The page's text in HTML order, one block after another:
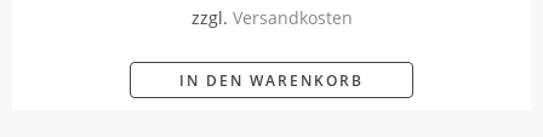
zzgl. Versandkosten
IN DEN WARENKORB